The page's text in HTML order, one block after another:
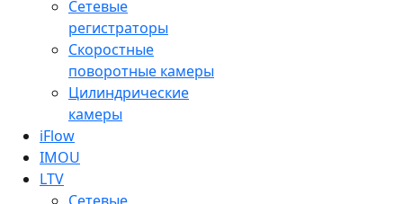
Сетевые
регистраторы
Скоростные
поворотные камеры
Цилиндрические
камеры
iFlow
IMOU
LTV